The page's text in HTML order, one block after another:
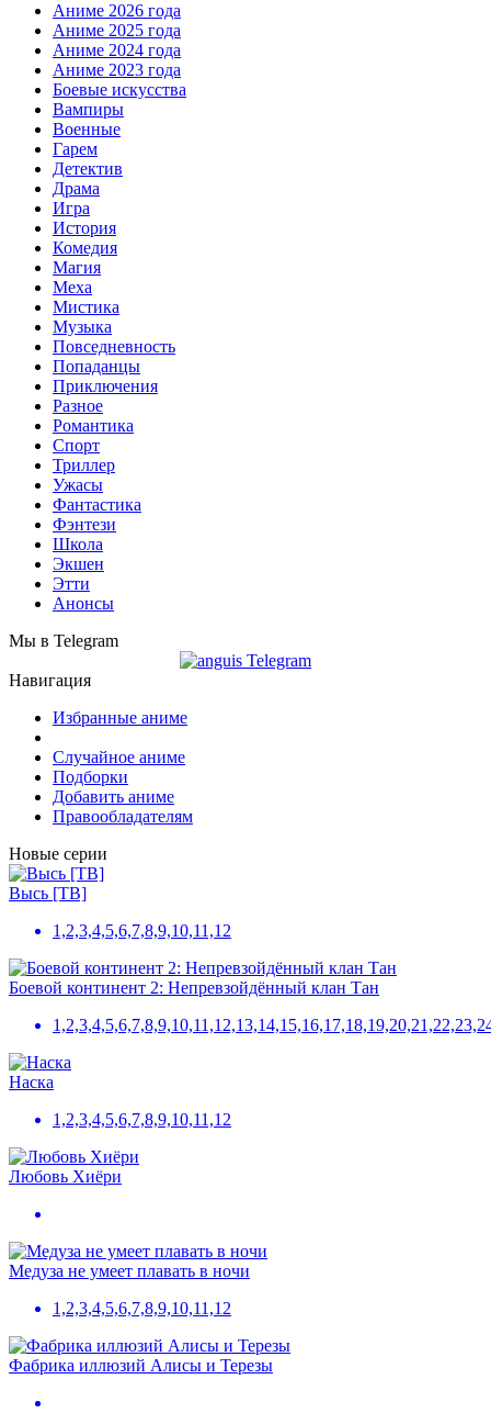
Аниме 2026 года
Аниме 2025 года
Аниме 2024 года
Аниме 2023 года
Боевые искусства
Вампиры
Военные
Гарем
Детектив
Драма
Игра
История
Комедия
Магия
Меха
Мистика
Музыка
Повседневность
Попаданцы
Приключения
Разное
Романтика
Спорт
Триллер
Ужасы
Фантастика
Фэнтези
Школа
Экшен
Этти
Анонсы
Мы в Telegram
Навигация
Избранные аниме
Случайное аниме
Подборки
Добавить аниме
Правообладателям
Новые серии
Высь [ТВ]
1,2,3,4,5,6,7,8,9,10,11,12
Боевой континент 2: Непревзойдённый клан Тан
Наска
1,2,3,4,5,6,7,8,9,10,11,12
Любовь Хиёри
Медуза не умеет плавать в ночи
1,2,3,4,5,6,7,8,9,10,11,12
Фабрика иллюзий Алисы и Терезы